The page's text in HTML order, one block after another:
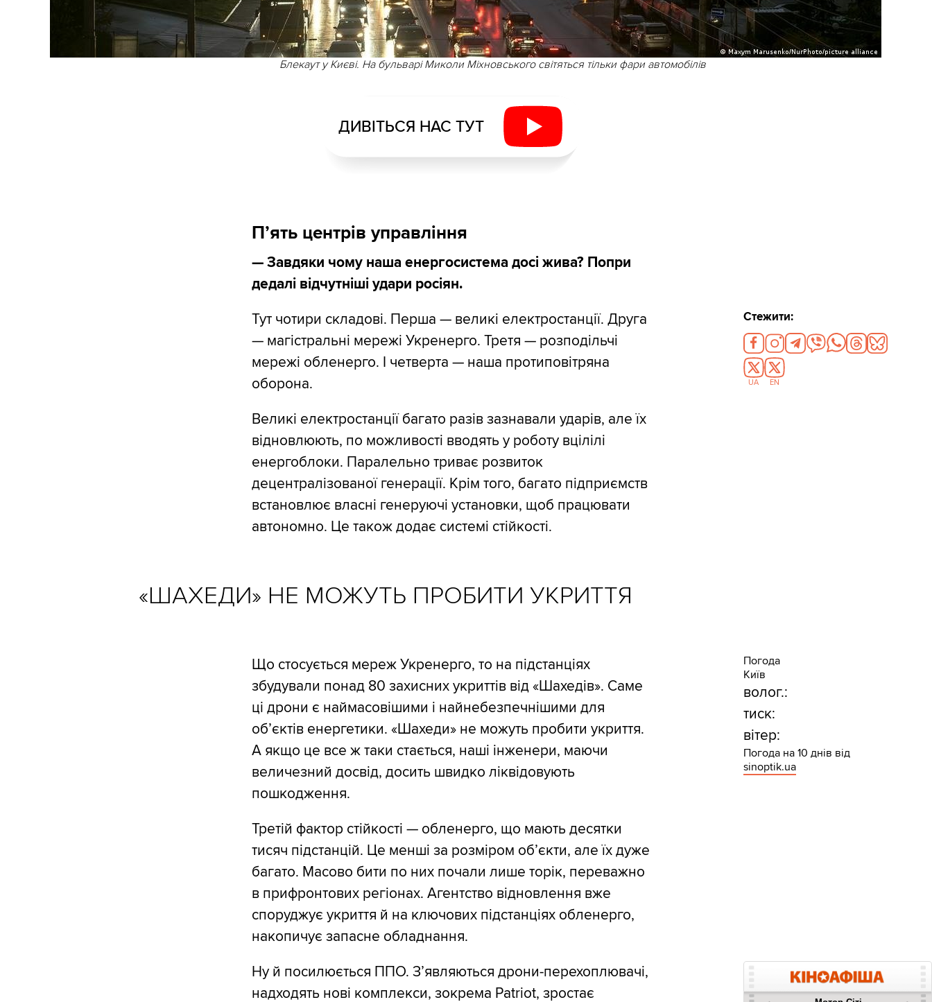
Блекаут у Києві. На бульварі Миколи Міхновського світяться тільки фари автомобілів
ДИВІТЬСЯ НАС ТУТ
П’ять центрів управління
— Завдяки чому наша енергосистема досі жива? Попри
дедалі відчутніші удари росіян.
Тут чотири складові. Перша — великі електростанції. Друга
— магістральні мережі Укренерго. Третя — розподільчі
мережі обленерго. І четверта — наша протиповітряна
оборона.
Великі електростанції багато разів зазнавали ударів, але їх
відновлюють, по можливості вводять у роботу вцілілі
енергоблоки. Паралельно триває розвиток
децентралізованої генерації. Крім того, багато підприємств
встановлює власні генеруючі установки, щоб працювати
автономно. Це також додає системі стійкості.
«ШАХЕДИ» НЕ МОЖУТЬ ПРОБИТИ УКРИТТЯ
Що стосується мереж Укренерго, то на підстанціях
збудували понад 80 захисних укриттів від «Шахедів». Саме
ці дрони є наймасовішими і найнебезпечнішими для
об’єктів енергетики. «Шахеди» не можуть пробити укриття.
А якщо це все ж таки стається, наші інженери, маючи
величезний досвід, досить швидко ліквідовують
пошкодження.
Третій фактор стійкості — обленерго, що мають десятки
тисяч підстанцій. Це менші за розміром об’єкти, але їх дуже
багато. Масово бити по них почали лише торік, переважно
в прифронтових регіонах. Агентство відновлення вже
споруджує укриття й на ключових підстанціях обленерго,
накопичує запасне обладнання.
Ну й посилюється ППО. З’являються дрони-перехоплювачі,
надходять нові комплекси, зокрема Patriot, зростає
Стежити:
UA EN
Погода
Київ
волог.:
тиск:
вітер:
Погода на 10 днів від
sinoptik.ua